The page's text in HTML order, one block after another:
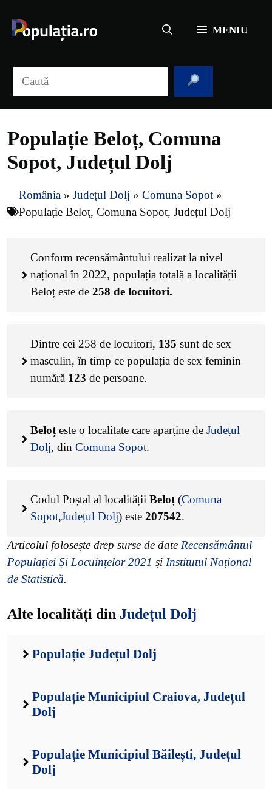
conținut
MENIU
Populație Beloț, Comuna
Sopot, Județul Dolj
România » Județul Dolj » Comuna Sopot »
Populație Beloț, Comuna Sopot, Județul Dolj
Conform recensământului realizat la nivel
național în 2022, populația totală a localității
Beloț este de 258 de locuitori.
Dintre cei 258 de locuitori, 135 sunt de sex
masculin, în timp ce populația de sex feminin
numără 123 de persoane.
Beloț este o localitate care aparține de Județul
Dolj, din Comuna Sopot.
Codul Poștal al localității Beloț (Comuna
Sopot,Județul Dolj) este 207542.
Articolul folosește drep surse de date Recensământul
Populației Și Locuințelor 2021 și Institutul Național
de Statistică.
Alte localități din Județul Dolj
Populație Județul Dolj
Populație Municipiul Craiova, Județul
Dolj
Populație Municipiul Băilești, Județul
Dolj